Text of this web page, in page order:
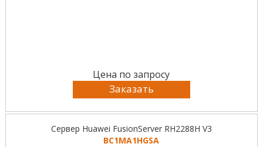
Цена по запросу
Заказать
Сервер Huawei FusionServer RH2288H V3
BC1MA1HGSA